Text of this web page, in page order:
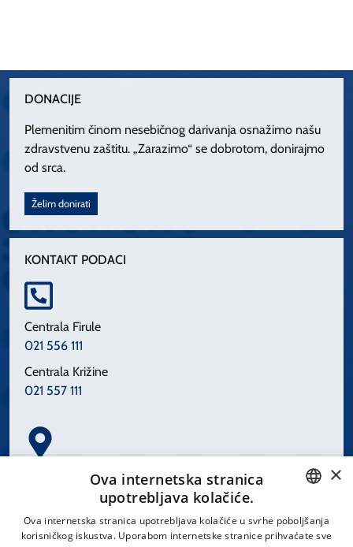
DONACIJE
Plemenitim činom nesebičnog darivanja osnažimo našu
zdravstvenu zaštitu. „Zarazimo“ se dobrotom, donirajmo
od srca.
Želim donirati
KONTAKT PODACI
Centrala Firule
021 556 111
Centrala Križine
021 557 111
Spinčićeva 1, 21000 Split
CROATIAN
×
Ova internetska stranica
upotrebljava kolačiće.
Ova internetska stranica upotrebljava kolačiće u svrhe poboljšanja
korisničkog iskustva. Uporabom internetske stranice prihvaćate sve